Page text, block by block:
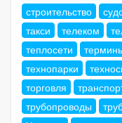
строительство
такси
телеком
теплосети
технопарки
торговля
трубопроводы